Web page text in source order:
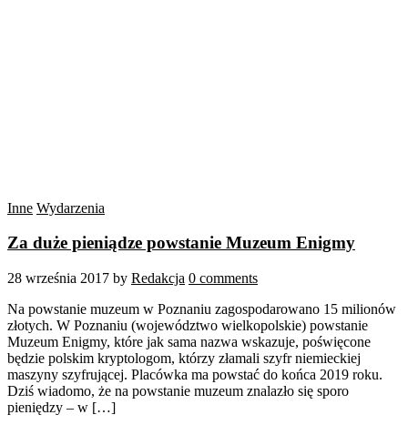
Inne Wydarzenia
Za duże pieniądze powstanie Muzeum Enigmy
28 września 2017 by Redakcja 0 comments
Na powstanie muzeum w Poznaniu zagospodarowano 15 milionów
złotych. W Poznaniu (województwo wielkopolskie) powstanie
Muzeum Enigmy, które jak sama nazwa wskazuje, poświęcone
będzie polskim kryptologom, którzy złamali szyfr niemieckiej
maszyny szyfrującej. Placówka ma powstać do końca 2019 roku.
Dziś wiadomo, że na powstanie muzeum znalazło się sporo
pieniędzy – w […]